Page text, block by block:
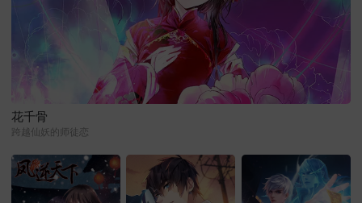
花千骨
跨越仙妖的师徒恋